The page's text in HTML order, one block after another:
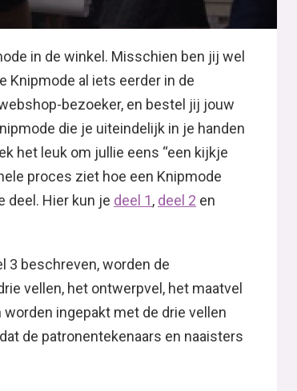
in de winkel. Misschien ben jij wel
Knipmode al iets eerder in de
bezoeker, en bestel jij jouw
die je uiteindelijk in je handen
het leuk om jullie eens “een kijkje
proces ziet hoe een Knipmode
deel. Hier kun je deel 1, deel 2 en
3 beschreven, worden de
vellen, het ontwerpvel, het maatvel
ingepakt met de drie vellen
de patronentekenaars en naaisters